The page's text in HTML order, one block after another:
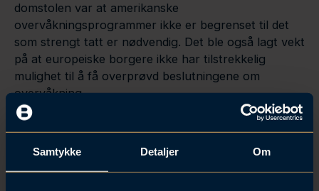
Samtykke Detaljer Om
domstolen var at amerikanske
overvåkningsprogrammer ikke er begrenset til det
som strengt tatt er nødvendig. Det ble også lagt vekt
på at europeiske borgere ikke har tilstrekkelig
mulighet til å få overprøvd beslutningene om
overvåkning.
EU-domstolen fant at EUs standardkontrakter
at opplysningene kan gis et beskyttelsesnivå i
mottakerlandet som i hovedsak tilsvarer det som